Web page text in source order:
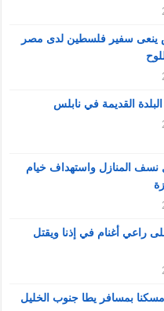
ينعى سفير فلسطين لدى مصر
القديمة في نابلس
نسف المنازل واستهداف خيام
راعي أغنام في إذنا ويقتل
بمسافر يطا جنوب الخليل